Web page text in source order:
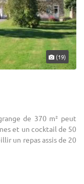
(19)
de 370 m² peut
et un cocktail de 50
un repas assis de 20